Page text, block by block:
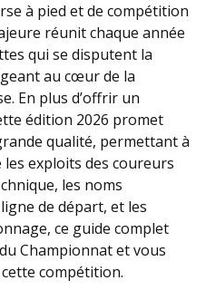
à pied et de compétition
réunit chaque année
qui se disputent la
au cœur de la
En plus d’offrir un
édition 2026 promet
qualité, permettant à
exploits des coureurs
les noms
de départ, et les
ce guide complet
Championnat et vous
compétition.